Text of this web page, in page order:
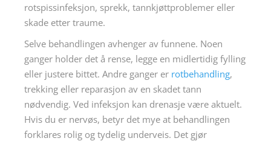
rotspissinfeksjon, sprekk, tannkjøttproblemer eller
skade etter traume.
Selve behandlingen avhenger av funnene. Noen
ganger holder det å rense, legge en midlertidig fylling
eller justere bittet. Andre ganger er rotbehandling,
trekking eller reparasjon av en skadet tann
nødvendig. Ved infeksjon kan drenasje være aktuelt.
Hvis du er nervøs, betyr det mye at behandlingen
forklares rolig og tydelig underveis. Det gjør